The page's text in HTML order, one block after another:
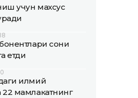
учун махсус
сони
етди
илмий
22 мамлакатнинг